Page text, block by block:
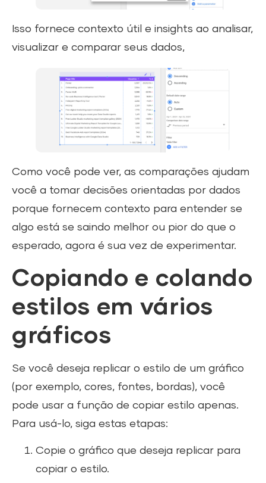
Isso fornece contexto útil e insights ao analisar,
visualizar e comparar seus dados,
Como você pode ver, as comparações ajudam
você a tomar decisões orientadas por dados
porque fornecem contexto para entender se
algo está se saindo melhor ou pior do que o
esperado, agora é sua vez de experimentar.
Copiando e colando
estilos em vários
gráficos
Se você deseja replicar o estilo de um gráfico
(por exemplo, cores, fontes, bordas), você
pode usar a função de copiar estilo apenas.
Para usá-lo, siga estas etapas:
Copie o gráfico que deseja replicar para
copiar o estilo.